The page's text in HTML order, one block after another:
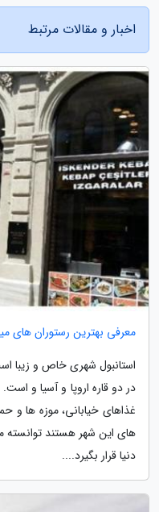
اخبار و مقالات مرتبط
معرفی بهترین رستوران های
استانبول شهری خاص و زیبا
در دو قاره اروپا و آسیا و است.
غذاهای خیابانی، موزه ها و
های این شهر هستند توانسته
دنیا قرار بگیرد....